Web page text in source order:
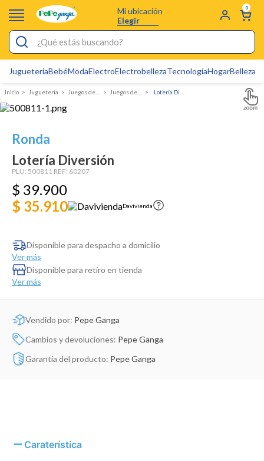
Mi ubicación
Elegir
0
¿Qué estás buscando?
JugueteriaBebéModaElectroElectrobellezaTecnologíaHogarBelleza
Jugueteria juegos de mesa Juegos de Familia
Ronda
Lotería Diversión
PLU: 500811 REF: 60207
$ 39.900
$ 35.910
Davivienda
Disponible para despacho a domicilio
Ver más
Disponible para retiro en tienda
Ver más
Vendido por: Pepe Ganga
Cambios y devoluciones: Pepe Ganga
Garantía del producto: Pepe Ganga
Caraterística
Pijamas
Figuras Toy Story
Carters
Silla Mecedora Bebé
Bebes
Cuna Colecho
Dinosaurio Juguete